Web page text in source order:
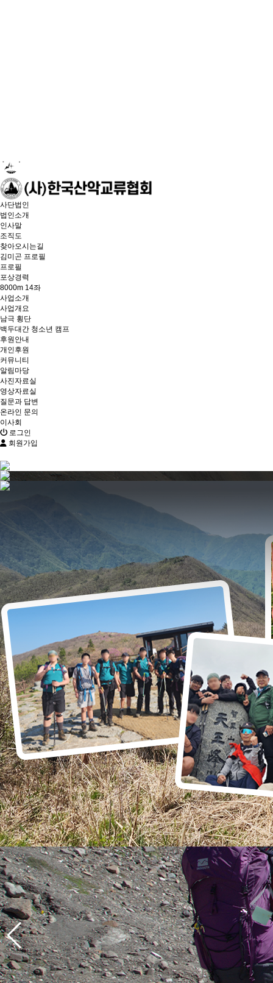
사단법인
법인소개
인사말
조직도
찾아오시는길
김미곤 프로필
프로필
포상경력
8000m 14좌
사업소개
사업개요
남극 횡단
백두대간 청소년 캠프
후원안내
개인후원
커뮤니티
알림마당
사진자료실
영상자료실
질문과 답변
온라인 문의
이사회
로그인
회원가입